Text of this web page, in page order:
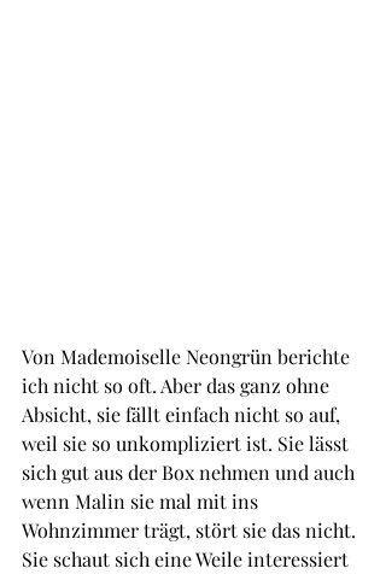
Von Mademoiselle Neongrün berichte
ich nicht so oft. Aber das ganz ohne
Absicht, sie fällt einfach nicht so auf,
weil sie so unkompliziert ist. Sie lässt
sich gut aus der Box nehmen und auch
wenn Malin sie mal mit ins
Wohnzimmer trägt, stört sie das nicht.
Sie schaut sich eine Weile interessiert